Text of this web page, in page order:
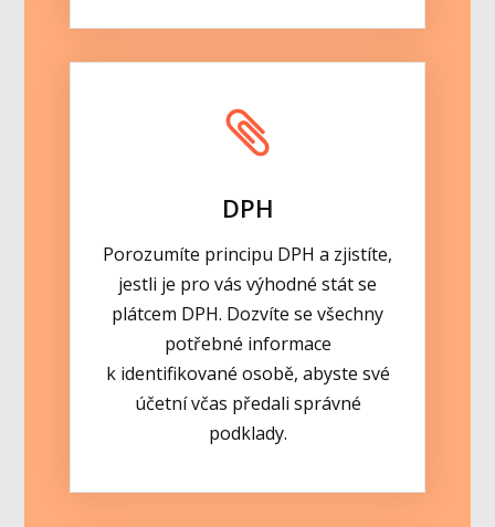
DPH
Porozumíte principu DPH a zjistíte,
jestli je pro vás výhodné stát se
plátcem DPH. Dozvíte se všechny
potřebné informace
k identifikované osobě, abyste své
účetní včas předali správné
podklady.